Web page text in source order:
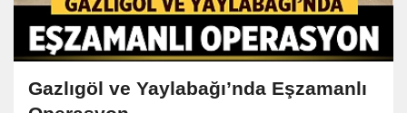
Gazlıgöl ve Yaylabağı’nda Eşzamanlı